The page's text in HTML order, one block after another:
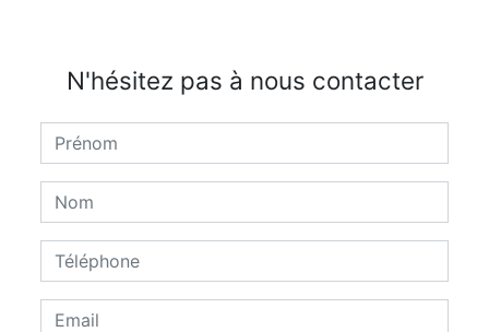
N'hésitez pas à nous contacter